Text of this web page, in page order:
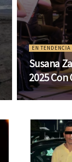
EN TENDENCIA
Susana
2025